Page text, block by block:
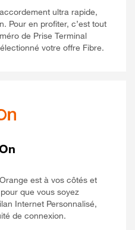
ultra rapide,
Pour en profiter, c’est tout
de Prise Terminal
votre offre Fibre.
est à vos côtés et
que vous soyez
Internet Personnalisé,
de connexion.